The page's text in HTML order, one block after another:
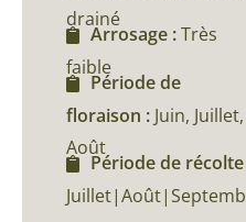
drainé
Arrosage :Très
faible
Période de
floraison : Juin, Juillet,
Août
Période de